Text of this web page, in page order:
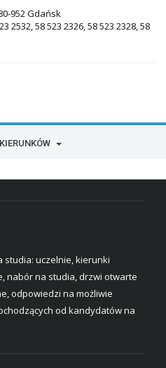
952 Gdańsk
2532, 58 523 2326, 58 523 2328, 58
uczelnie, kierunki
nabór na studia, drzwi otwarte
odpowiedzi na możliwie
od kandydatów na